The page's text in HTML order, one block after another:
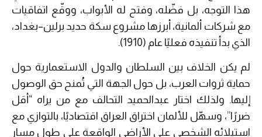
هذا التوجه، بل فضّله، وفتح له الأبواب، ووقّع اتفاقيات
مع شركات ألمانية، أبرزها مشروع سكة حديد برلين–بغداد،
الذي بدأ تنفيذه فعليًا عام (1910).
لم يكن الخلاف بين السلطان والدول الاستعمارية حول
حماية ثروات العرب، بل حول الجهة التي تُمنح حق الوصول
إليها. ولذلك اختار عبدالحميد التحالف مع من يراه “أقل
ضررًا”، وسهّل للألمان اختراق العراق اقتصاديًا، بالتوازي مع
استيلائه الشخصي على الأراضي الواقعة على طول مسار